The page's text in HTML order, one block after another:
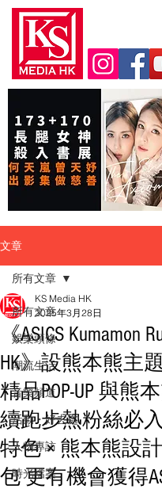
文章
所有文章
娛樂頭條
潮流生活
音樂頻道
活動・好去處
人物專訪
時光檔案
所有文章
《ASICS Kumamon
HK》設熊本熊主
精品POP-UP 與熊
續跑步熱粉絲必
特色 × 熊本熊設
包 更有機會獲得
KS Media HK
2025年3月28日